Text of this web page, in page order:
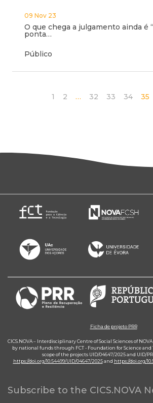
09 Nov 23
O que chega a julgamento ainda é
ponta…
Público
1 2 … 32 33 34 35
Ficha de projeto PRR
CICS.NOVA – Interdisciplinary Centre of Social Sciences of
by national funds through FCT - Foundation for Science
scope of the projects UID/04647/2025 and UID/
https://doi.org/10.54499/UID/04647/2025and https://doi.org/
Subscribe to the CICS.NOVA